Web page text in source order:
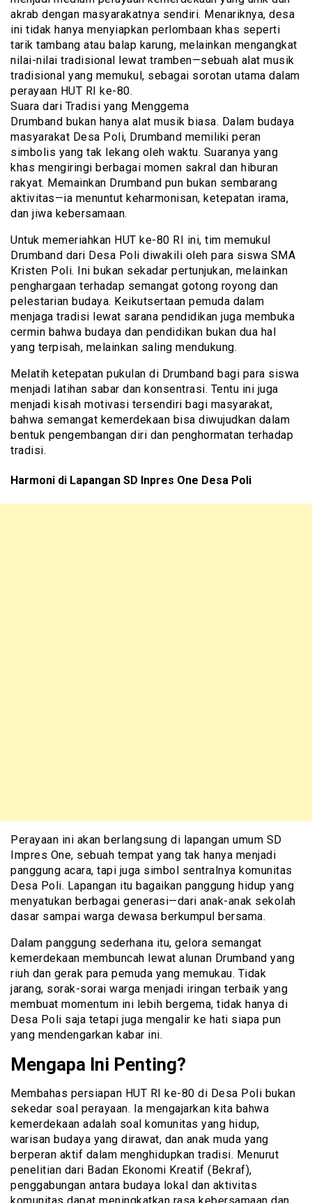
akrab dengan masyarakatnya sendiri. Menariknya, desa
ini tidak hanya menyiapkan perlombaan khas seperti
tarik tambang atau balap karung, melainkan mengangkat
nilai-nilai tradisional lewat tramben—sebuah alat musik
tradisional yang memukul, sebagai sorotan utama dalam
perayaan HUT RI ke-80.
Suara dari Tradisi yang Menggema
Drumband bukan hanya alat musik biasa. Dalam budaya
masyarakat Desa Poli, Drumband memiliki peran
simbolis yang tak lekang oleh waktu. Suaranya yang
khas mengiringi berbagai momen sakral dan hiburan
rakyat. Memainkan Drumband pun bukan sembarang
aktivitas—ia menuntut keharmonisan, ketepatan irama,
dan jiwa kebersamaan.
Untuk memeriahkan HUT ke-80 RI ini, tim memukul
Drumband dari Desa Poli diwakili oleh para siswa SMA
Kristen Poli. Ini bukan sekadar pertunjukan, melainkan
penghargaan terhadap semangat gotong royong dan
pelestarian budaya. Keikutsertaan pemuda dalam
menjaga tradisi lewat sarana pendidikan juga membuka
cermin bahwa budaya dan pendidikan bukan dua hal
yang terpisah, melainkan saling mendukung.
Melatih ketepatan pukulan di Drumband bagi para siswa
menjadi latihan sabar dan konsentrasi. Tentu ini juga
menjadi kisah motivasi tersendiri bagi masyarakat,
bahwa semangat kemerdekaan bisa diwujudkan dalam
bentuk pengembangan diri dan penghormatan terhadap
tradisi.
Harmoni di Lapangan SD Inpres One Desa Poli
Perayaan ini akan berlangsung di lapangan umum SD
Impres One, sebuah tempat yang tak hanya menjadi
panggung acara, tapi juga simbol sentralnya komunitas
Desa Poli. Lapangan itu bagaikan panggung hidup yang
menyatukan berbagai generasi—dari anak-anak sekolah
dasar sampai warga dewasa berkumpul bersama.
Dalam panggung sederhana itu, gelora semangat
kemerdekaan membuncah lewat alunan Drumband yang
riuh dan gerak para pemuda yang memukau. Tidak
jarang, sorak-sorai warga menjadi iringan terbaik yang
membuat momentum ini lebih bergema, tidak hanya di
Desa Poli saja tetapi juga mengalir ke hati siapa pun
yang mendengarkan kabar ini.
Mengapa Ini Penting?
Membahas persiapan HUT RI ke-80 di Desa Poli bukan
sekedar soal perayaan. Ia mengajarkan kita bahwa
kemerdekaan adalah soal komunitas yang hidup,
warisan budaya yang dirawat, dan anak muda yang
berperan aktif dalam menghidupkan tradisi. Menurut
penelitian dari Badan Ekonomi Kreatif (Bekraf),
penggabungan antara budaya lokal dan aktivitas
komunitas dapat meningkatkan rasa kebersamaan dan